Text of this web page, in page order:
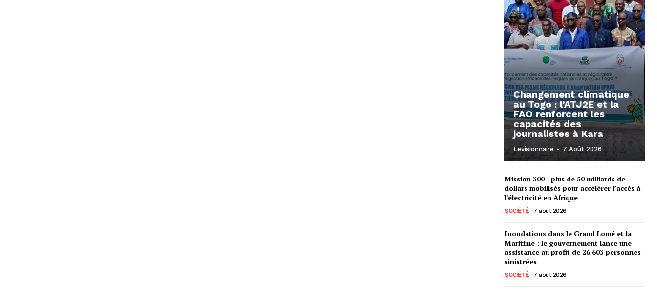
Changement climatique
au Togo : l’ATJ2E et la
FAO renforcent les
capacités des
journalistes à Kara
Levisionnaire - 7 Août 2026
Mission 300 : plus de 50 milliards de
dollars mobilisés pour accélérer l’accès à
l’électricité en Afrique
SOCIÉTÉ 7 août 2026
Inondations dans le Grand Lomé et la
Maritime : le gouvernement lance une
assistance au profit de 26 603 personnes
sinistrées
SOCIÉTÉ 7 août 2026